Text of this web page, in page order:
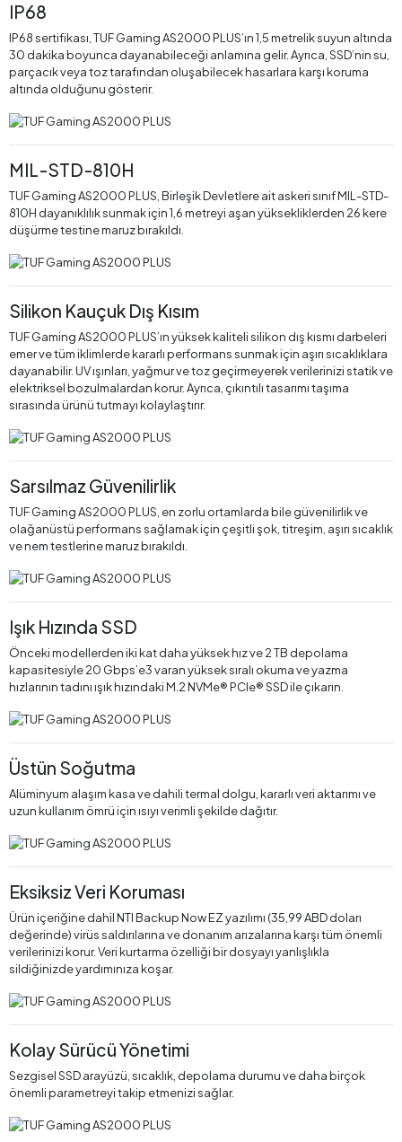
IP68
IP68 sertifikası, TUF Gaming AS2000 PLUS’ın 1,5 metrelik suyun altında
30 dakika boyunca dayanabileceği anlamına gelir. Ayrıca, SSD’nin su,
parçacık veya toz tarafından oluşabilecek hasarlara karşı koruma
altında olduğunu gösterir.
MIL-STD-810H
TUF Gaming AS2000 PLUS, Birleşik Devletlere ait askeri sınıf MIL-STD-
810H dayanıklılık sunmak için 1,6 metreyi aşan yüksekliklerden 26 kere
düşürme testine maruz bırakıldı.
Silikon Kauçuk Dış Kısım
TUF Gaming AS2000 PLUS’ın yüksek kaliteli silikon dış kısmı darbeleri
emer ve tüm iklimlerde kararlı performans sunmak için aşırı sıcaklıklara
dayanabilir. UV ışınları, yağmur ve toz geçirmeyerek verilerinizi statik ve
elektriksel bozulmalardan korur. Ayrıca, çıkıntılı tasarımı taşıma
sırasında ürünü tutmayı kolaylaştırır.
Sarsılmaz Güvenilirlik
TUF Gaming AS2000 PLUS, en zorlu ortamlarda bile güvenilirlik ve
olağanüstü performans sağlamak için çeşitli şok, titreşim, aşırı sıcaklık
ve nem testlerine maruz bırakıldı.
Işık Hızında SSD
Önceki modellerden iki kat daha yüksek hız ve 2 TB depolama
kapasitesiyle 20 Gbps’e3 varan yüksek sıralı okuma ve yazma
hızlarının tadını ışık hızındaki M.2 NVMe® PCIe® SSD ile çıkarın.
Üstün Soğutma
Alüminyum alaşım kasa ve dahili termal dolgu, kararlı veri aktarımı ve
uzun kullanım ömrü için ısıyı verimli şekilde dağıtır.
Eksiksiz Veri Koruması
Ürün içeriğine dahil NTI Backup Now EZ yazılımı (35,99 ABD doları
değerinde) virüs saldırılarına ve donanım arızalarına karşı tüm önemli
verilerinizi korur. Veri kurtarma özelliği bir dosyayı yanlışlıkla
sildiğinizde yardımınıza koşar.
Kolay Sürücü Yönetimi
Sezgisel SSD arayüzü, sıcaklık, depolama durumu ve daha birçok
önemli parametreyi takip etmenizi sağlar.